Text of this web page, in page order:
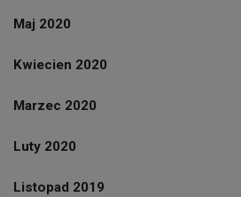
Maj 2020
Kwiecien 2020
Marzec 2020
Luty 2020
Listopad 2019